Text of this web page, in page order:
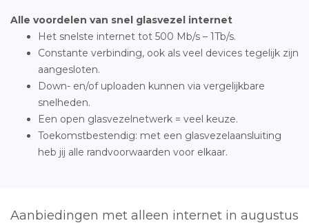
Alle voordelen van snel glasvezel internet
Het snelste internet tot 500 Mb/s – 1Tb/s.
Constante verbinding, ook als veel devices tegelijk zijn
aangesloten.
Down- en/of uploaden kunnen via vergelijkbare
snelheden.
Een open glasvezelnetwerk = veel keuze.
Toekomstbestendig: met een glasvezelaansluiting
heb jij alle randvoorwaarden voor elkaar.
Aanbiedingen met alleen internet in augustus